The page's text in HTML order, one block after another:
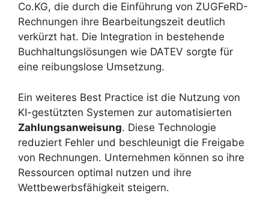
Co.KG, die durch die Einführung von ZUGFeRD-
Rechnungen ihre Bearbeitungszeit deutlich
verkürzt hat. Die Integration in bestehende
Buchhaltungslösungen wie DATEV sorgte für
eine reibungslose Umsetzung.
Ein weiteres Best Practice ist die Nutzung von
KI-gestützten Systemen zur automatisierten
Zahlungsanweisung. Diese Technologie
reduziert Fehler und beschleunigt die Freigabe
von Rechnungen. Unternehmen können so ihre
Ressourcen optimal nutzen und ihre
Wettbewerbsfähigkeit steigern.